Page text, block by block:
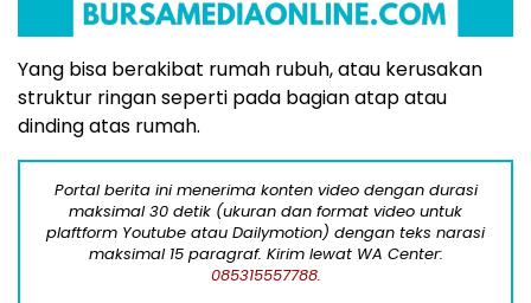
Yang bisa berakibat rumah rubuh, atau kerusakan
struktur ringan seperti pada bagian atap atau
dinding atas rumah.
Portal berita ini menerima konten video dengan durasi
maksimal 30 detik (ukuran dan format video untuk
plaftform Youtube atau Dailymotion) dengan teks narasi
maksimal 15 paragraf. Kirim lewat WA Center:
085315557788.